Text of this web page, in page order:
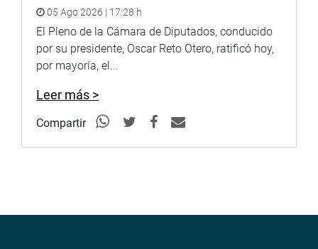
05 Ago 2026 | 17:28 h
El Pleno de la Cámara de Diputados, conducido
por su presidente, Oscar Reto Otero, ratificó hoy,
por mayoría, el...
Leer más >
Compartir